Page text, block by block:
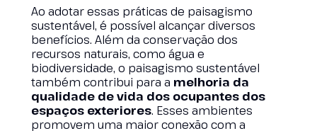
Ao adotar essas práticas de paisagismo
sustentável, é possível alcançar diversos
benefícios. Além da conservação dos
recursos naturais, como água e
biodiversidade, o paisagismo sustentável
também contribui para a melhoria da
qualidade de vida dos ocupantes dos
espaços exteriores. Esses ambientes
promovem uma maior conexão com a